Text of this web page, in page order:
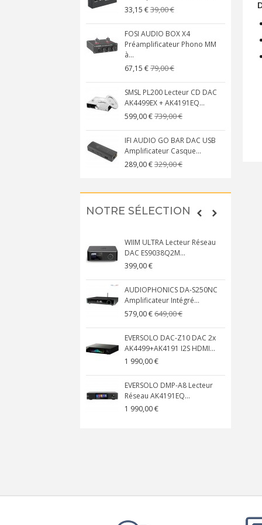
33,15 €39,00 €
FOSI AUDIO BOX X4
Préamplificateur Phono MM
à...
67,15 €79,00 €
SMSL PL200 Lecteur CD DAC
AK4499EX + AK4191EQ...
599,00 €739,00 €
IFI AUDIO GO BAR DAC USB
Amplificateur Casque...
289,00 €329,00 €
NOTRE SÉLECTION
WIIM ULTRA Lecteur Réseau
DAC ES9038Q2M...
399,00 €
AUDIOPHONICS DA-S250NC
Amplificateur Intégré...
579,00 €649,00 €
EVERSOLO DAC-Z10 DAC 2x
AK4499+AK4191 I2S HDMI...
1 990,00 €
EVERSOLO DMP-A8 Lecteur
Réseau AK4191EQ...
1 990,00 €